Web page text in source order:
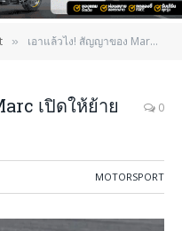
» เอาแล้วไง! สัญญาของ Marc เปิดให้ย้ายไปทีมอิสระได้
เปิดให้ย้าย
0
MOTORSPORT